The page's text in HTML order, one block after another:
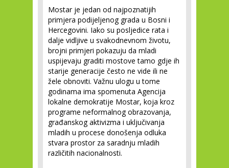
Mostar je jedan od najpoznatijih
primjera podijeljenog grada u Bosni i
Hercegovini. Iako su posljedice rata i
dalje vidljive u svakodnevnom životu,
brojni primjeri pokazuju da mladi
uspijevaju graditi mostove tamo gdje ih
starije generacije često ne vide ili ne
žele obnoviti. Važnu ulogu u tome
godinama ima spomenuta Agencija
lokalne demokratije Mostar, koja kroz
programe neformalnog obrazovanja,
građanskog aktivizma i uključivanja
mladih u procese donošenja odluka
stvara prostor za saradnju mladih
različitih nacionalnosti.